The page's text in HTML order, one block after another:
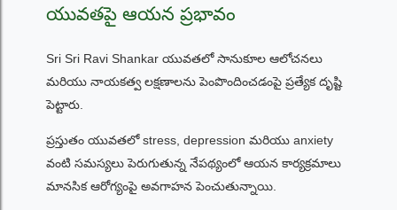
యువతపై ఆయన ప్రభావం
Sri Sri Ravi Shankar యువతలో సానుకూల ఆలోచనలు
మరియు నాయకత్వ లక్షణాలను పెంపొందించడంపై ప్రత్యేక దృష్టి
పెట్టారు.
ప్రస్తుతం యువతలో stress, depression మరియు anxiety
వంటి సమస్యలు పెరుగుతున్న నేపథ్యంలో ఆయన కార్యక్రమాలు
మానసిక ఆరోగ్యంపై అవగాహన పెంచుతున్నాయి.